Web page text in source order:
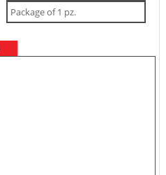
Package of 1 pz.